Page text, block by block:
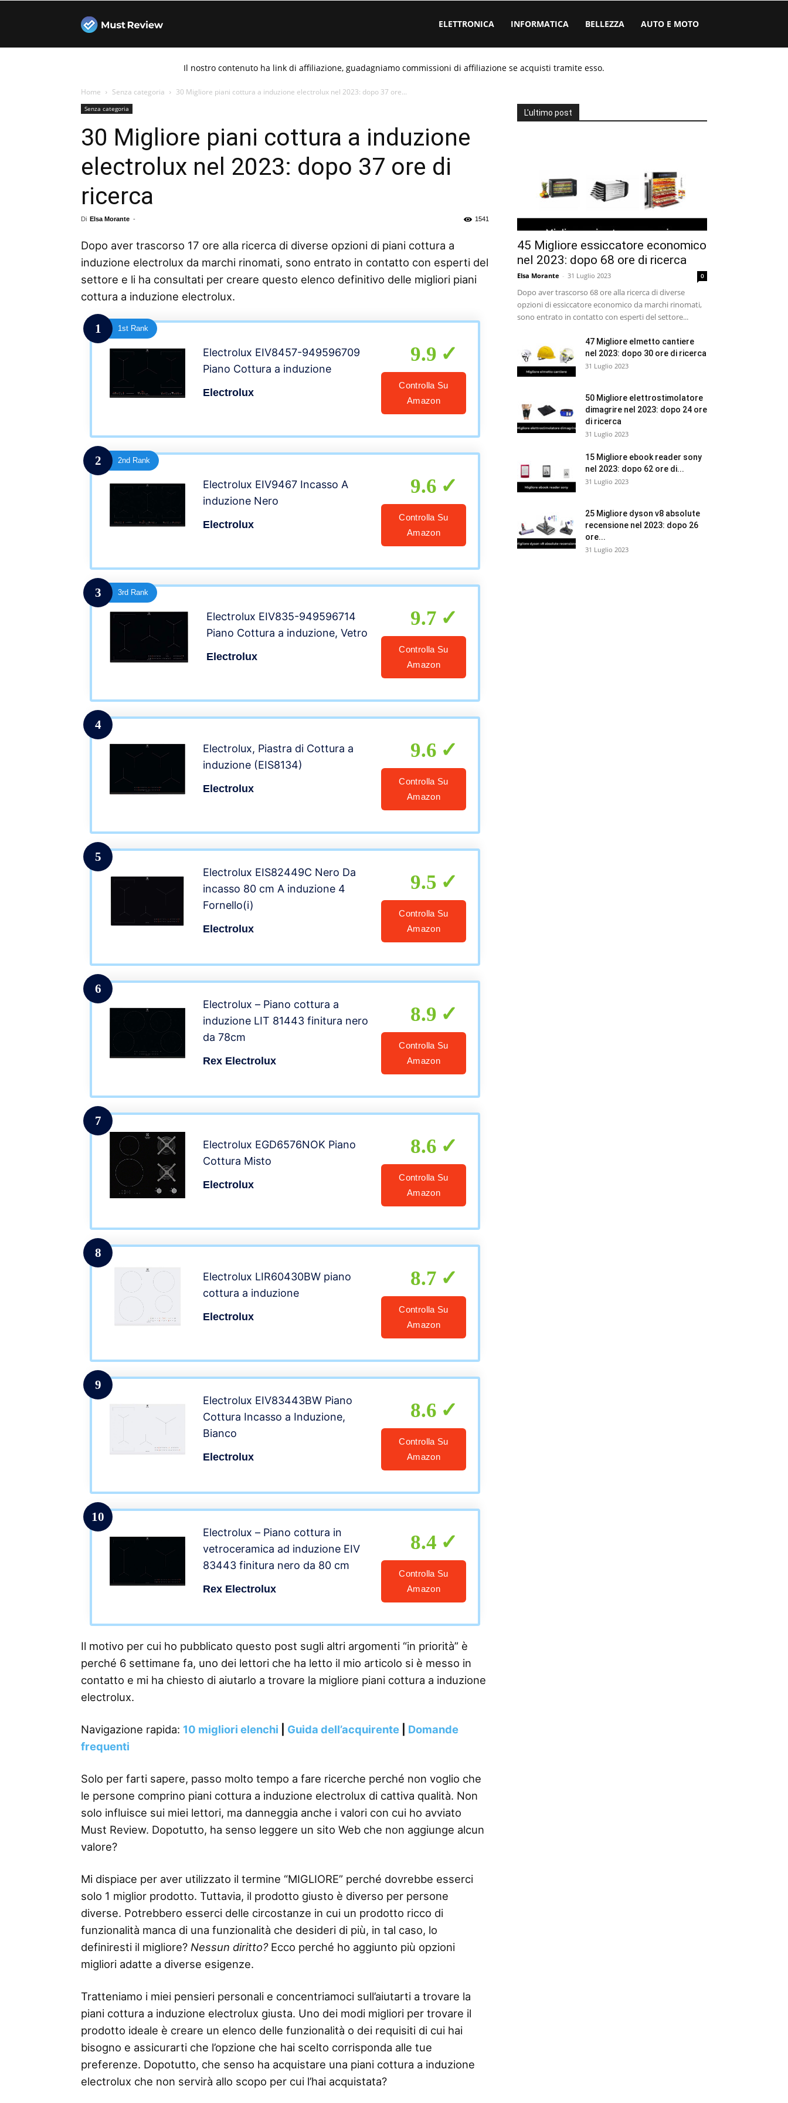
Must
Review
ELETTRONICA INFORMATICA BELLEZZA AUTO E MOTO
Il nostro contenuto ha link di affiliazione, guadagniamo commissioni di affiliazione se acquisti tramite esso.
Home Senza categoria 30 Migliore piani cottura a induzione electrolux nel 2023: dopo 37 ore...
Senza categoria
30 Migliore piani cottura a induzione
electrolux nel 2023: dopo 37 ore di
ricerca
Di Elsa Morante - 1541
Dopo aver trascorso 17 ore alla ricerca di diverse opzioni di piani cottura a
induzione electrolux da marchi rinomati, sono entrato in contatto con esperti del
settore e li ha consultati per creare questo elenco definitivo delle migliori piani
cottura a induzione electrolux.
1 1st Rank
Electrolux EIV8457-949596709
Piano Cottura a induzione
Electrolux
9.9
Controlla Su
Amazon
2 2nd Rank
Electrolux EIV9467 Incasso A
induzione Nero
Electrolux
9.6
Controlla Su
Amazon
3 3rd Rank
Electrolux EIV835-949596714
Piano Cottura a induzione, Vetro
Electrolux
9.7
Controlla Su
Amazon
4
Electrolux, Piastra di Cottura a
induzione (EIS8134)
Electrolux
9.6
Controlla Su
Amazon
5
Electrolux EIS82449C Nero Da
incasso 80 cm A induzione 4
Fornello(i)
Electrolux
9.5
Controlla Su
Amazon
6
Electrolux – Piano cottura a
induzione LIT 81443 finitura nero
da 78cm
Rex Electrolux
8.9
Controlla Su
Amazon
7
Electrolux EGD6576NOK Piano
Cottura Misto
Electrolux
8.6
Controlla Su
Amazon
8
Electrolux LIR60430BW piano
cottura a induzione
Electrolux
8.7
Controlla Su
Amazon
9
Electrolux EIV83443BW Piano
Cottura Incasso a Induzione,
Bianco
Electrolux
8.6
Controlla Su
Amazon
10
Electrolux – Piano cottura in
vetroceramica ad induzione EIV
83443 finitura nero da 80 cm
Rex Electrolux
8.4
Controlla Su
Amazon
Il motivo per cui ho pubblicato questo post sugli altri argomenti “in priorità” è
perché 6 settimane fa, uno dei lettori che ha letto il mio articolo si è messo in
contatto e mi ha chiesto di aiutarlo a trovare la migliore piani cottura a induzione
electrolux.
Navigazione rapida: 10 migliori elenchi Guida dell’acquirente
Domande
frequenti
Solo per farti sapere, passo molto tempo a fare ricerche perché non voglio che
le persone comprino piani cottura a induzione electrolux di cattiva qualità. Non
solo influisce sui miei lettori, ma danneggia anche i valori con cui ho avviato
Must Review. Dopotutto, ha senso leggere un sito Web che non aggiunge alcun
valore?
Mi dispiace per aver utilizzato il termine “MIGLIORE” perché dovrebbe esserci
solo 1 miglior prodotto. Tuttavia, il prodotto giusto è diverso per persone
diverse. Potrebbero esserci delle circostanze in cui un prodotto ricco di
funzionalità manca di una funzionalità che desideri di più, in tal caso, lo
definiresti il ​​migliore? Nessun diritto?Ecco perché ho aggiunto più opzioni
migliori adatte a diverse esigenze.
Tratteniamo i miei pensieri personali e concentriamoci sull’aiutarti a trovare la
piani cottura a induzione electrolux giusta. Uno dei modi migliori per trovare il
prodotto ideale è creare un elenco delle funzionalità o dei requisiti di cui hai
bisogno e assicurarti che l’opzione che hai scelto corrisponda alle tue
preferenze. Dopotutto, che senso ha acquistare una piani cottura a induzione
electrolux che non servirà allo scopo per cui l’hai acquistata?
L'ultimo post
45 Migliore essiccatore economico
nel 2023: dopo 68 ore di ricerca
Elsa Morante - 31 Luglio 2023 0
Dopo aver trascorso 68 ore alla ricerca di diverse
opzioni di essiccatore economico da marchi rinomati,
sono entrato in contatto con esperti del settore...
47 Migliore elmetto cantiere
nel 2023: dopo 30 ore di ricerca
31 Luglio 2023
50 Migliore elettrostimolatore
dimagrire nel 2023: dopo 24 ore
di ricerca
31 Luglio 2023
15 Migliore ebook reader sony
nel 2023: dopo 62 ore di...
31 Luglio 2023
25 Migliore dyson v8 absolute
recensione nel 2023: dopo 26
ore...
31 Luglio 2023